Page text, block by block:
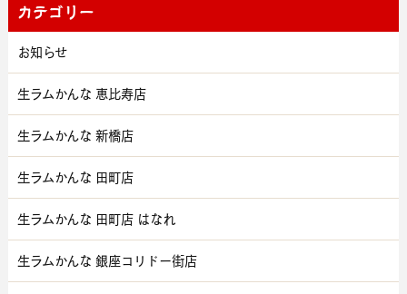
カテゴリー
お知らせ
生ラムかんな 恵比寿店
生ラムかんな 新橋店
生ラムかんな 田町店
生ラムかんな 田町店 はなれ
生ラムかんな 銀座コリドー街店